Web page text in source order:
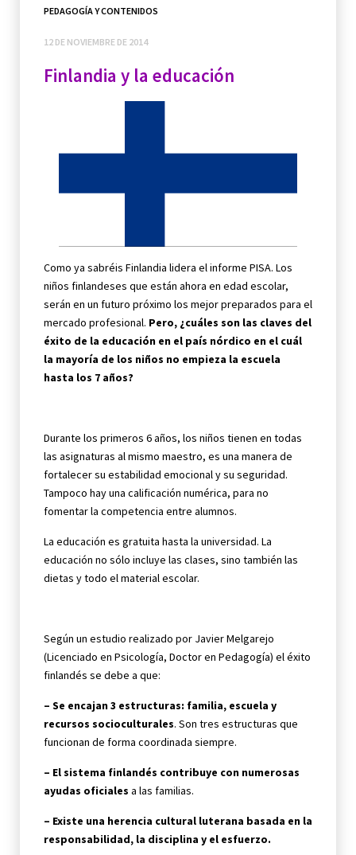
PEDAGOGÍA Y CONTENIDOS
12 DE NOVIEMBRE DE 2014
Finlandia y la educación
Como ya sabréis Finlandia lidera el informe PISA. Los
niños finlandeses que están ahora en edad escolar,
serán en un futuro próximo los mejor preparados para el
mercado profesional. Pero, ¿cuáles son las claves del
éxito de la educación en el país nórdico en el cuál
la mayoría de los niños no empieza la escuela
hasta los 7 años?
Durante los primeros 6 años, los niños tienen en todas
las asignaturas al mismo maestro, es una manera de
fortalecer su estabilidad emocional y su seguridad.
Tampoco hay una calificación numérica, para no
fomentar la competencia entre alumnos.
La educación es gratuita hasta la universidad. La
educación no sólo incluye las clases, sino también las
dietas y todo el material escolar.
Según un estudio realizado por Javier Melgarejo
(Licenciado en Psicología, Doctor en Pedagogía) el éxito
finlandés se debe a que:
– Se encajan 3 estructuras: familia, escuela y
recursos socioculturales. Son tres estructuras que
funcionan de forma coordinada siempre.
– El sistema finlandés contribuye con numerosas
ayudas oficiales a las familias.
– Existe una herencia cultural luterana basada en la
responsabilidad, la disciplina y el esfuerzo.